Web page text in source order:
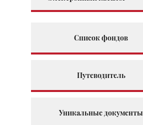
Список фондов
Путеводитель
Уникальные документы